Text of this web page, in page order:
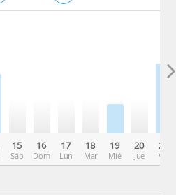
15
Sáb
16
Dom
17
Lun
18
Mar
19
Mié
20
Jue
21
Vie